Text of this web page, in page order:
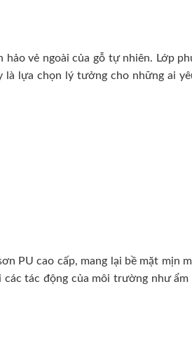
vẻ ngoài của gỗ tự nhiên. Lớp
là lựa chọn lý tưởng cho những ai
PU cao cấp, mang lại bề mặt mịn
tác động của môi trường như